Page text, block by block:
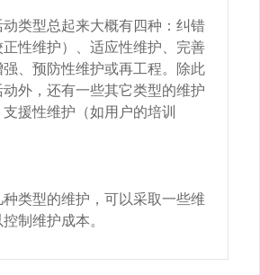
类型总起来大概有四种：纠错
性维护）、适应性维护、完善
、预防性维护或再工程。除此
动外，还有一些其它类型的维护
援性维护（如用户的培训
类型的维护，可以采取一些维
制维护成本。